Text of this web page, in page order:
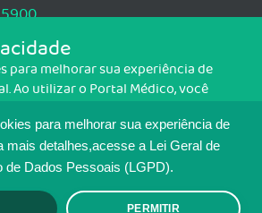
para melhorar sua experiência de
mais detalhes,acesse a Lei Geral de
de Dados Pessoais (LGPD).
PERMITIR
115, L2 Sul, Brasília/DF - CEP: 70200-760 -
E PRESTAÇÃO DE
para melhorar sua experiência de
Ao utilizar o Portal Médico, você
sobre como isso é feito, acesse
. Se você concorda, clique em ACEITO.